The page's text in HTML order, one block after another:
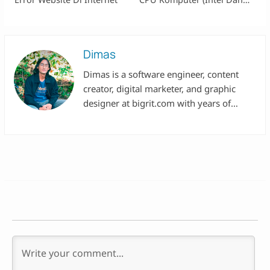
Dimas
Dimas is a software engineer, content
creator, digital marketer, and graphic
designer at bigrit.com with years of